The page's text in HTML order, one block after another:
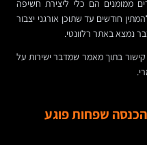
ממומנים הם כלי ליצירת חשיפה
חודשים עד שתוכן אורגני יצבור
נמצא באתר רלוונטי.
קישור בתוך מאמר שמדבר ישירות על
שפחות פוגע